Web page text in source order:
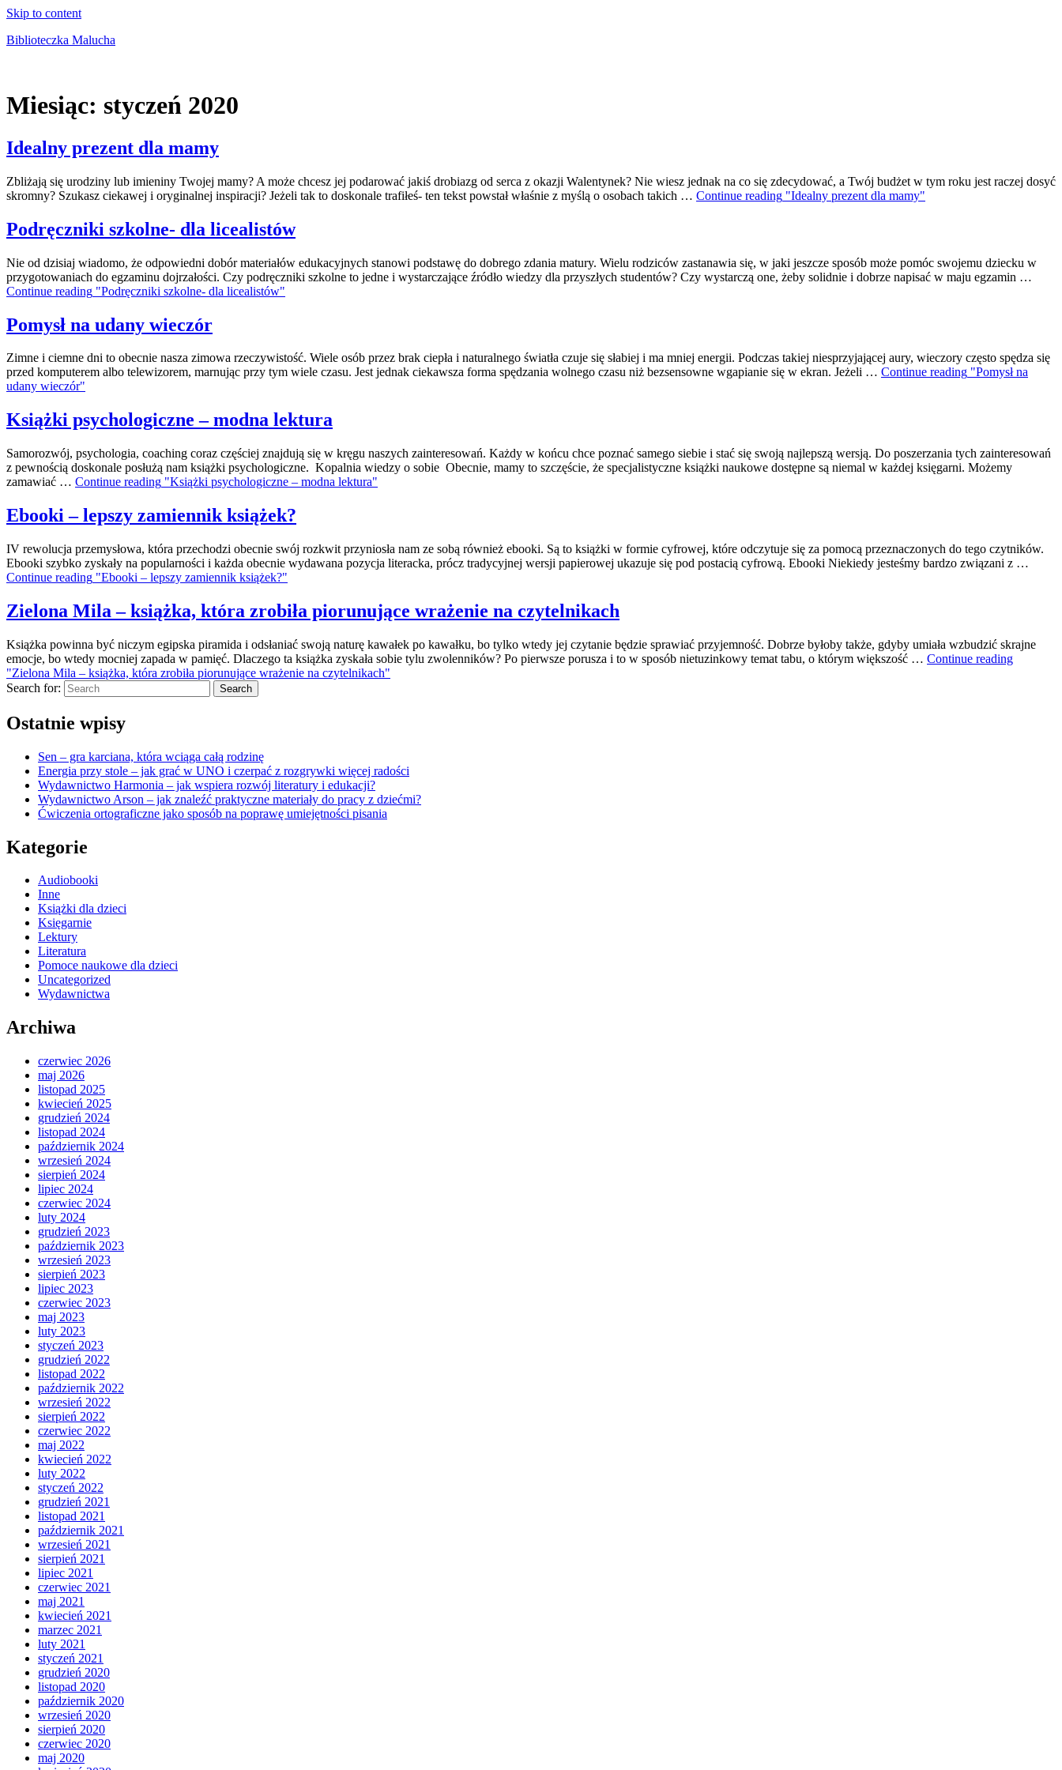
Skip to content
Biblioteczka Malucha
Miesiąc: styczeń 2020
Idealny prezent dla mamy
Zbliżają się urodziny lub imieniny Twojej mamy? A może chcesz jej podarować jakiś drobiazg od serca z okazji Walentynek? Nie wiesz jednak na co się zdecydować, a Twój budżet w tym roku jest raczej dosyć
skromny? Szukasz ciekawej i oryginalnej inspiracji? Jeżeli tak to doskonale trafiłeś- ten tekst powstał właśnie z myślą o osobach takich … Continue reading "Idealny prezent dla mamy"
Podręczniki szkolne- dla licealistów
Nie od dzisiaj wiadomo, że odpowiedni dobór materiałów edukacyjnych stanowi podstawę do dobrego zdania matury. Wielu rodziców zastanawia się, w jaki jeszcze sposób może pomóc swojemu dziecku w
przygotowaniach do egzaminu dojrzałości. Czy podręczniki szkolne to jedne i wystarczające źródło wiedzy dla przyszłych studentów? Czy wystarczą one, żeby solidnie i dobrze napisać w maju egzamin …
Continue reading "Podręczniki szkolne- dla licealistów"
Pomysł na udany wieczór
Zimne i ciemne dni to obecnie nasza zimowa rzeczywistość. Wiele osób przez brak ciepła i naturalnego światła czuje się słabiej i ma mniej energii. Podczas takiej niesprzyjającej aury, wieczory często spędza się
przed komputerem albo telewizorem, marnując przy tym wiele czasu. Jest jednak ciekawsza forma spędzania wolnego czasu niż bezsensowne wgapianie się w ekran. Jeżeli … Continue reading "Pomysł na
udany wieczór"
Książki psychologiczne – modna lektura
Samorozwój, psychologia, coaching coraz częściej znajdują się w kręgu naszych zainteresowań. Każdy w końcu chce poznać samego siebie i stać się swoją najlepszą wersją. Do poszerzania tych zainteresowań
z pewnością doskonale posłużą nam książki psychologiczne. Kopalnia wiedzy o sobie Obecnie, mamy to szczęście, że specjalistyczne książki naukowe dostępne są niemal w każdej księgarni. Możemy
zamawiać … Continue reading "Książki psychologiczne – modna lektura"
Ebooki – lepszy zamiennik książek?
IV rewolucja przemysłowa, która przechodzi obecnie swój rozkwit przyniosła nam ze sobą również ebooki. Są to książki w formie cyfrowej, które odczytuje się za pomocą przeznaczonych do tego czytników.
Ebooki szybko zyskały na popularności i każda obecnie wydawana pozycja literacka, prócz tradycyjnej wersji papierowej ukazuje się pod postacią cyfrową. Ebooki Niekiedy jesteśmy bardzo związani z …
Continue reading "Ebooki – lepszy zamiennik książek?"
Zielona Mila – książka, która zrobiła piorunujące wrażenie na czytelnikach
Książka powinna być niczym egipska piramida i odsłaniać swoją naturę kawałek po kawałku, bo tylko wtedy jej czytanie będzie sprawiać przyjemność. Dobrze byłoby także, gdyby umiała wzbudzić skrajne
emocje, bo wtedy mocniej zapada w pamięć. Dlaczego ta książka zyskała sobie tylu zwolenników? Po pierwsze porusza i to w sposób nietuzinkowy temat tabu, o którym większość … Continue reading
"Zielona Mila – książka, która zrobiła piorunujące wrażenie na czytelnikach"
Search for:
Search
Ostatnie wpisy
Sen – gra karciana, która wciąga całą rodzinę
Energia przy stole – jak grać w UNO i czerpać z rozgrywki więcej radości
Wydawnictwo Harmonia – jak wspiera rozwój literatury i edukacji?
Wydawnictwo Arson – jak znaleźć praktyczne materiały do pracy z dziećmi?
Ćwiczenia ortograficzne jako sposób na poprawę umiejętności pisania
Kategorie
Audiobooki
Inne
Książki dla dzieci
Księgarnie
Lektury
Literatura
Pomoce naukowe dla dzieci
Uncategorized
Wydawnictwa
Archiwa
czerwiec 2026
maj 2026
listopad 2025
kwiecień 2025
grudzień 2024
listopad 2024
październik 2024
wrzesień 2024
sierpień 2024
lipiec 2024
czerwiec 2024
luty 2024
grudzień 2023
październik 2023
wrzesień 2023
sierpień 2023
lipiec 2023
czerwiec 2023
maj 2023
luty 2023
styczeń 2023
grudzień 2022
listopad 2022
październik 2022
wrzesień 2022
sierpień 2022
czerwiec 2022
maj 2022
kwiecień 2022
luty 2022
styczeń 2022
grudzień 2021
listopad 2021
październik 2021
wrzesień 2021
sierpień 2021
lipiec 2021
czerwiec 2021
maj 2021
kwiecień 2021
marzec 2021
luty 2021
styczeń 2021
grudzień 2020
listopad 2020
październik 2020
wrzesień 2020
sierpień 2020
czerwiec 2020
maj 2020